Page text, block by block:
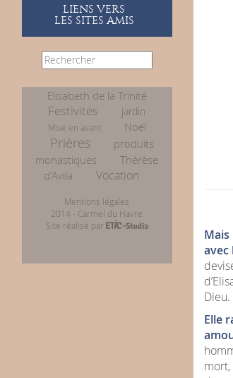
LIENS VERS
LES SITES AMIS
Elisabeth de la Trinité
Festivités jardin
Mise en avant Noël
Prières
produits
monastiques
Thérèse
d'Avila
Vocation
Mentions légales
2014 - Carmel du Havre
Site réalisé par
avec
Dieu.
Elle
mort,